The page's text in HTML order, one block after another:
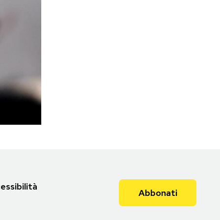
Abbonati